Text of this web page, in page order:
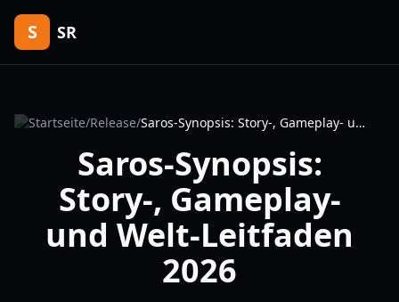
S SR
Startseite/Release/ Saros-Synopsis: Story-, Gameplay- und Welt-Leitfaden 2026
Saros-Synopsis:
Story-, Gameplay-
und Welt-Leitfaden
2026